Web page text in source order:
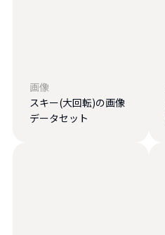
画像
スキー(大回転)の画像
データセット